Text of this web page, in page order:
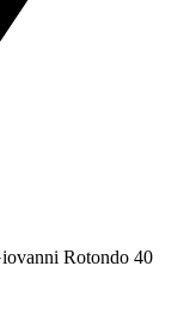
Rotondo 40